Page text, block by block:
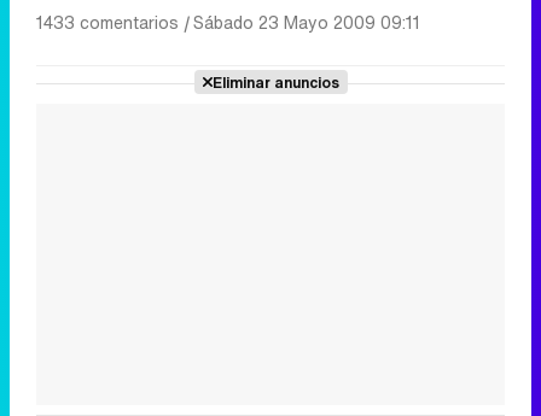
1433 comentarios |Sábado 23 Mayo 2009 09:11
Eliminar anuncios